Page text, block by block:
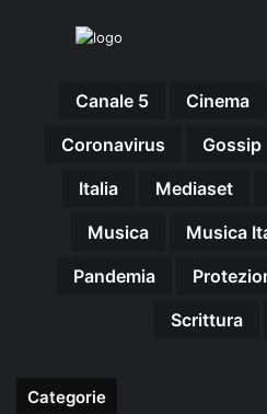
Canale 5 Cinema
Coronavirus
Gossip
Italia
Mediaset
Musica
Musica
Pandemia
Scrittura
Categorie